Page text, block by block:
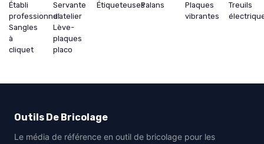
Établi
professionnel
Servante
d’atelier
ÉtiqueteusesPalans
Plaques
vibrantes
Treuils
Sangles
à
cliquet
Lève-
plaques
placo
Outils De Bricolage
Le média de référence en outil de bricolage pour les